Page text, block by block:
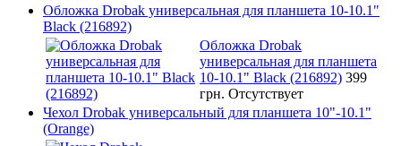
Обложка Drobak универсальная для планшета 10-10.1"
Black (216892)
Обложка Drobak
универсальная для планшета
10-10.1" Black (216892) 399
грн. Отсутствует
Чехол Drobak универсальный для планшета 10"-10.1"
(Orange)